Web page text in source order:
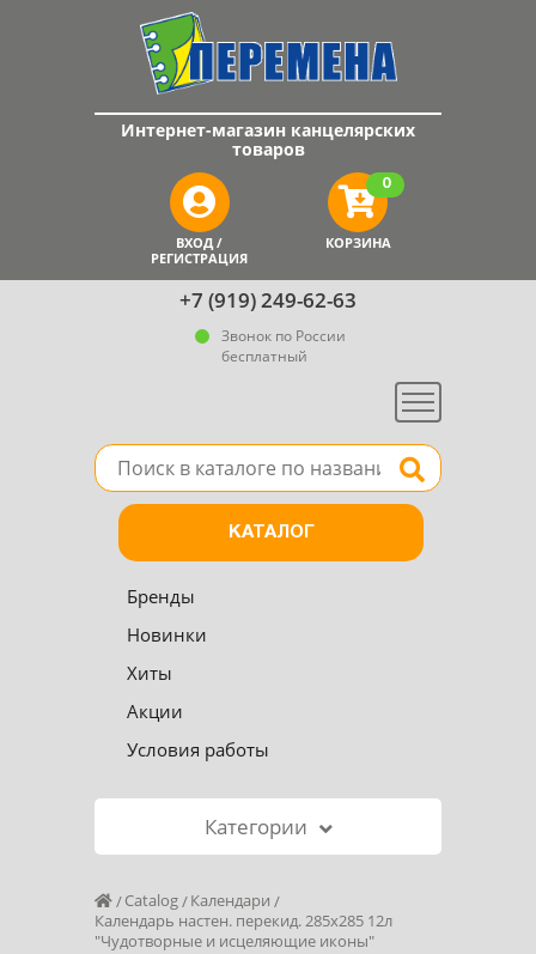
+7 (919) 249-62-63
Звонок по России
бесплатный
Меню
Интернет-магазин канцелярских
товаров
ВХОД /
РЕГИСТРАЦИЯ
КОРЗИНА
0
Поле для поиска товара в каталоге Найти
КАТАЛОГ
Бренды
Новинки
Хиты
Акции
Условия работы
Категории
Catalog
Календари
Календарь настен. перекид. 285х285 12л
"Чудотворные и исцеляющие иконы"